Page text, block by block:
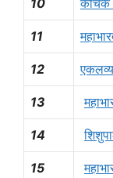
11
12
13
14
15